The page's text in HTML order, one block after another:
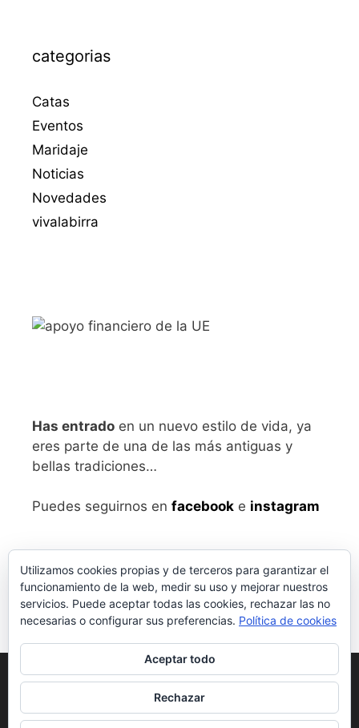
categorias
Catas
Eventos
Maridaje
Noticias
Novedades
vivalabirra
Has entrado en un nuevo estilo de vida, ya
eres parte de una de las más antiguas y
bellas tradiciones…
Puedes seguirnos en facebook e instagram
Aviso legaly Política de Privacidad
Condiciones generales de compra
Utilizamos cookies propias y de terceros para garantizar el
funcionamiento de la web, medir su uso y mejorar nuestros
servicios. Puede aceptar todas las cookies, rechazar las no
necesarias o configurar sus preferencias. Política de cookies
Aceptar todo
Rechazar